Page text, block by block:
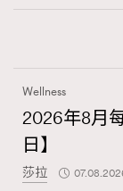
Wellness
2026年8月
日】
莎拉